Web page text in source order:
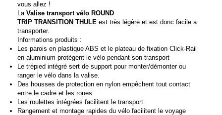
vous allez !
La Valise transport vélo ROUND
TRIP TRANSITION THULE est très légère et est donc facile a
transporter.
Informations produits :
Les parois en plastique ABS et le plateau de fixation Click-Rail
en aluminium protègent le vélo pendant son transport
Le trépied intégré sert de support pour monter/démonter ou
ranger le vélo dans la valise.
Des housses de protection en nylon empêchent tout contact
entre le cadre et les roues
Les roulettes intégrées facilitent le transport
Rangement et montage rapides du vélo facilitent le voyage